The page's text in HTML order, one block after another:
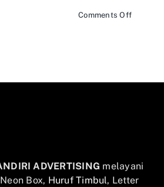
Comments Offon
ADVERTISING melayani
Box, Huruf Timbul, Letter